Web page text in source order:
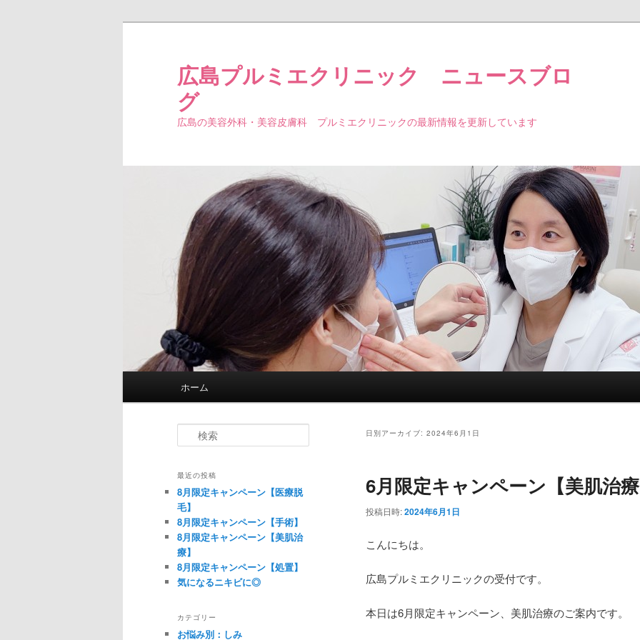
広島プルミエクリニック ニュースブロ
グ
広島の美容外科・美容皮膚科 プルミエクリニックの最新情報を更新しています
メインコンテンツへ移動
サブコンテンツへ移動
ホーム
日別アーカイブ: 2024年6月1日
6月限定キャンペーン【美肌治
投稿日時:2024年6月1日
こんにちは。
広島プルミエクリニックの受付です。
本日は6月限定キャンペーン、美肌治療のご案内です。
最近の投稿
8月限定キャンペーン【医療脱
毛】
8月限定キャンペーン【手術】
8月限定キャンペーン【美肌治
療】
8月限定キャンペーン【処置】
気になるニキビに◎
カテゴリー
お悩み別：しみ